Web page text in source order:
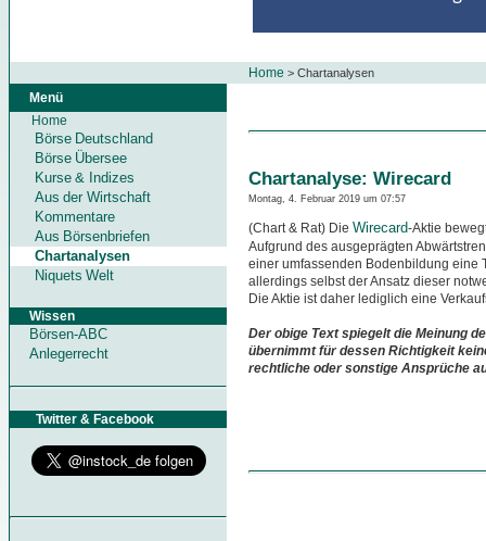
Home > Chartanalysen
Menü
Home
Börse Deutschland
Börse Übersee
Kurse & Indizes
Aus der Wirtschaft
Kommentare
Aus Börsenbriefen
Chartanalysen
Niquets Welt
Wissen
Börsen-ABC
Anlegerrecht
Twitter & Facebook
Chartanalyse: Wirecard
Montag, 4. Februar 2019 um 07:57
(Chart & Rat) Die Wirecard-Aktie
Aufgrund des ausgeprägten
einer umfassenden Bodenbildung eine
allerdings selbst der Ansatz dieser
Die Aktie ist daher lediglich eine
Der obige Text spiegelt die Meinung
übernimmt für dessen Richtigkeit
rechtliche oder sonstige Ansprüche